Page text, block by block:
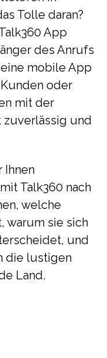
Tolle daran?
App
des Anrufs
mobile App
oder
mit der
zuverlässig und
Ihnen
Talk360 nach
welche
warum sie sich
und
die lustigen
Land.